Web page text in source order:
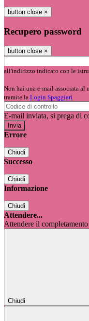
button close ×
Recupero password
button close ×
all'indirizzo indicato con le
Non hai una e-mail associata al
tramite la Login Spaggiari
E-mail inviata, si prega di
Errore
Chiudi
Successo
Chiudi
Informazione
Chiudi
Attendere...
Attendere il
Chiudi